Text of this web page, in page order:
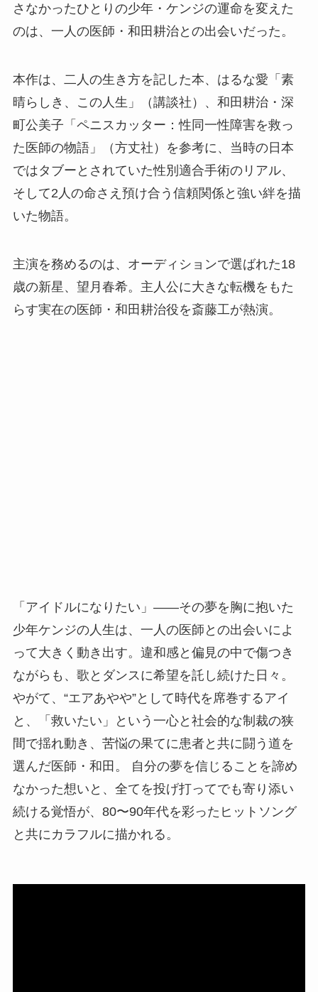
さなかったひとりの少年・ケンジの運命を変えた
のは、一人の医師・和田耕治との出会いだった。
本作は、二人の生き方を記した本、はるな愛「素
晴らしき、この人生」（講談社）、和田耕治・深
町公美子「ペニスカッター：性同一性障害を救っ
た医師の物語」（方丈社）を参考に、当時の日本
ではタブーとされていた性別適合手術のリアル、
そして2人の命さえ預け合う信頼関係と強い絆を描
いた物語。
主演を務めるのは、オーディションで選ばれた18
歳の新星、望月春希。主人公に大きな転機をもた
らす実在の医師・和田耕治役を斎藤工が熱演。
「アイドルになりたい」――その夢を胸に抱いた
少年ケンジの人生は、一人の医師との出会いによ
って大きく動き出す。違和感と偏見の中で傷つき
ながらも、歌とダンスに希望を託し続けた日々。
やがて、“エアあやや”として時代を席巻するアイ
と、「救いたい」という一心と社会的な制裁の狭
間で揺れ動き、苦悩の果てに患者と共に闘う道を
選んだ医師・和田。 自分の夢を信じることを諦め
なかった想いと、全てを投げ打ってでも寄り添い
続ける覚悟が、80〜90年代を彩ったヒットソング
と共にカラフルに描かれる。